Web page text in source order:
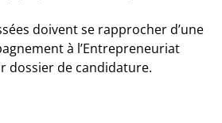
doivent se rapprocher d’une
à l’Entrepreneuriat
dossier de candidature.